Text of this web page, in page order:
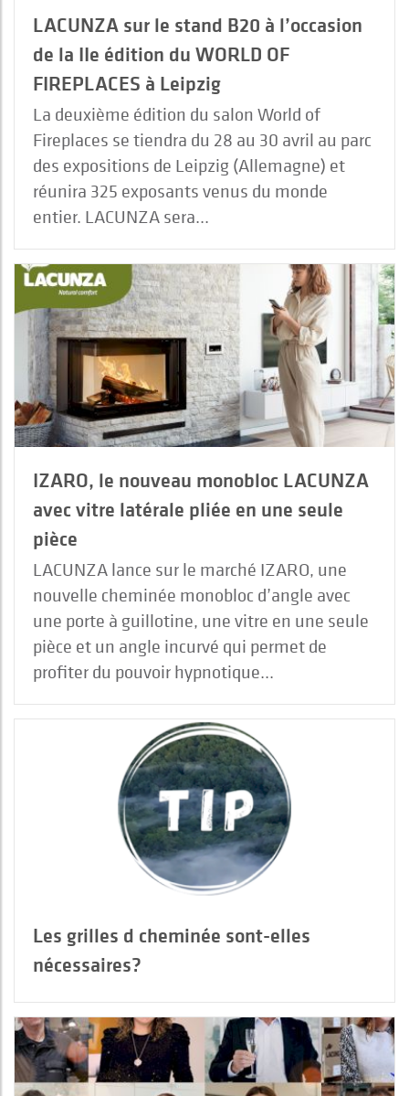
LACUNZA sur le stand B20 à l’occasion
de la IIe édition du WORLD OF
FIREPLACES à Leipzig
La deuxième édition du salon World of
Fireplaces se tiendra du 28 au 30 avril au parc
des expositions de Leipzig (Allemagne) et
réunira 325 exposants venus du monde
entier. LACUNZA sera...
IZARO, le nouveau monobloc LACUNZA
avec vitre latérale pliée en une seule
pièce
LACUNZA lance sur le marché IZARO, une
nouvelle cheminée monobloc d’angle avec
une porte à guillotine, une vitre en une seule
pièce et un angle incurvé qui permet de
profiter du pouvoir hypnotique...
Les grilles d cheminée sont-elles
nécessaires?